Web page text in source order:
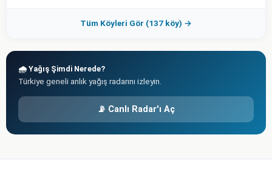
Tüm Köyleri Gör (137 köy) →
🌧️ Yağış Şimdi Nerede?
Türkiye geneli anlık yağış radarını izleyin.
📡 Canlı Radar'ı Aç